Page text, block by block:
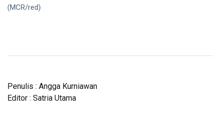
(MCR/red)
Penulis : Angga Kurniawan
Editor : Satria Utama